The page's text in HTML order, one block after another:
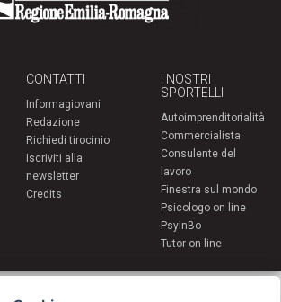
CONTATTI
Informagiovani
Redazione
Richiedi tirocinio
Iscriviti alla
newsletter
Credits
I NOSTRI
SPORTELLI
Autoimprenditorialità
Commercialista
Consulente del
lavoro
Finestra sul mondo
Psicologo on line
PsyinBo
Tutor on line